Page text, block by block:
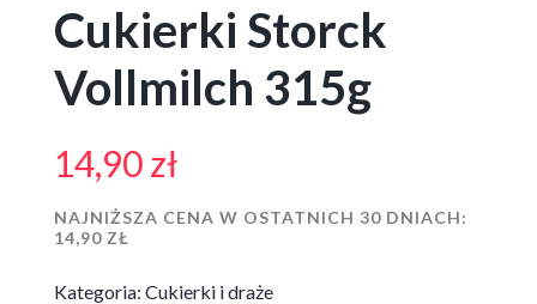
Cukierki Storck
Vollmilch 315g
14,90zł
NAJNIŻSZA CENA W OSTATNICH 30 DNIACH:
14,90 ZŁ
Kategoria: Cukierki i draże